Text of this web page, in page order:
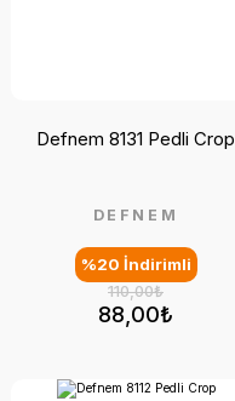
88,00₺
110,00₺
%20 İndirimli
DEFNEM
Defnem 8131 Pedli Crop